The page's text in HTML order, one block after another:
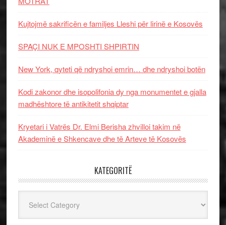
Kujtojmë sakrificën e familjes Lleshi për lirinë e Kosovës
SPAÇI NUK E MPOSHTI SHPIRTIN
New York, qyteti që ndryshoi emrin… dhe ndryshoi botën
Kodi zakonor dhe isopolifonia dy nga monumentet e gjalla
madhështore të antikitetit shqiptar
Kryetari i Vatrës Dr. Elmi Berisha zhvilloi takim në
Akademinë e Shkencave dhe të Arteve të Kosovës
KATEGORITË